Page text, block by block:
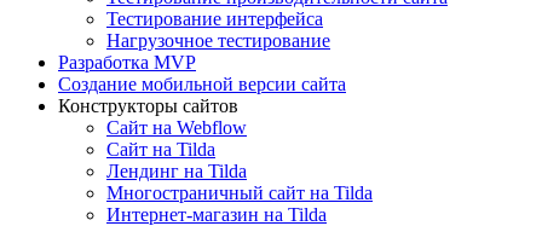
Тестирование интерфейса
Нагрузочное тестирование
Разработка MVP
Создание мобильной версии сайта
Конструкторы сайтов
Сайт на Webflow
Сайт на Tilda
Лендинг на Tilda
Многостраничный сайт на Tilda
Интернет-магазин на Tilda